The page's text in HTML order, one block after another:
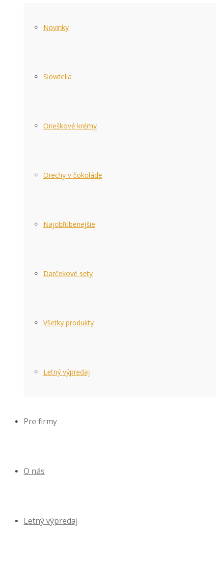
Novinky
Slowtella
Orieškové krémy
Orechy v čokoláde
Najobľúbenejšie
Darčekové sety
Všetky produkty
Letný výpredaj
Pre firmy
O nás
Letný výpredaj